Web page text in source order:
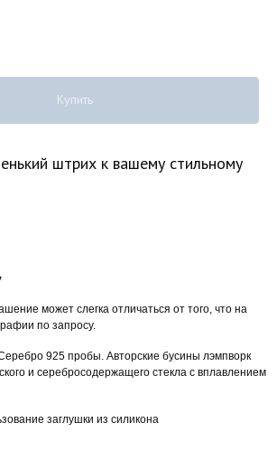
Купить
штрих к вашему стильному
может слегка отличаться от того, что на
по запросу.
925 пробы. Авторские бусины лэмпворк
и серебросодержащего стекла с вплавлением
заглушки из силикона